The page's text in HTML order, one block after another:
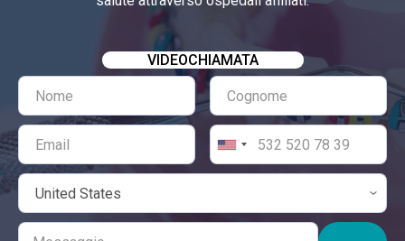
VIDEOCHIAMATA